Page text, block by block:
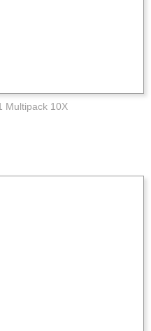
Multipack 10X